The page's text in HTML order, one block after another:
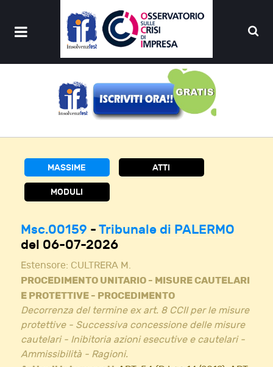
MASSIME ATTI
MODULI
Msc.00159 - Tribunale di PALERMO
del 06-07-2026
Estensore: CULTRERA M.
PROCEDIMENTO UNITARIO - MISURE CAUTELARI
E PROTETTIVE - PROCEDIMENTO
Decorrenza del termine ex art. 8 CCII per le misure
protettive - Successiva concessione delle misure
cautelari - Inibitoria azioni esecutive e cautelari -
Ammissibilità - Ragioni.